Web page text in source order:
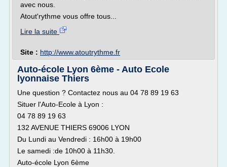
avec nous.
Atout'rythme vous offre tous...
Lire la suite
Site : http://www.atoutrythme.fr
Auto-école Lyon 6ème - Auto Ecole
lyonnaise Thiers
Une question ? Contactez nous au 04 78 89 19 63
Situer l'Auto-Ecole à Lyon :
04 78 89 19 63
132 AVENUE THIERS 69006 LYON
Du Lundi au Vendredi : 16h00 à 19h00
Le samedi :de 10h00 à 11h30.
Auto-école Lyon 6ème